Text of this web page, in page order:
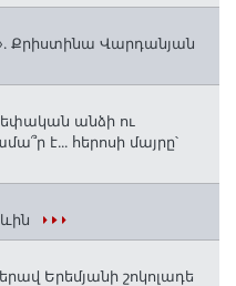
Քրիստինա Վարդանյան
անձի ու
է․․․ հերոսի մայրը՝
Երեմյանի շոկոլադե